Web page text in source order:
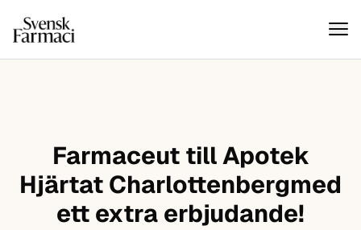
Hoppa till innehåll
Svensk farmaci
Farmaceut till Apotek
Hjärtat Charlottenbergmed
ett extra erbjudande!